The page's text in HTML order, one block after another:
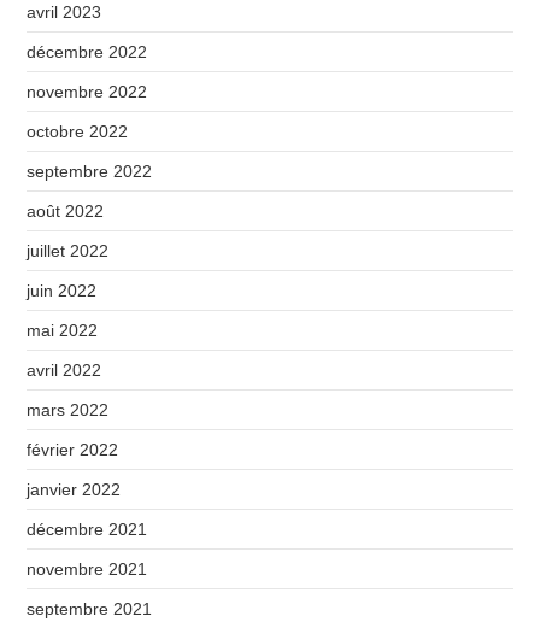
avril 2023
décembre 2022
novembre 2022
octobre 2022
septembre 2022
août 2022
juillet 2022
juin 2022
mai 2022
avril 2022
mars 2022
février 2022
janvier 2022
décembre 2021
novembre 2021
septembre 2021